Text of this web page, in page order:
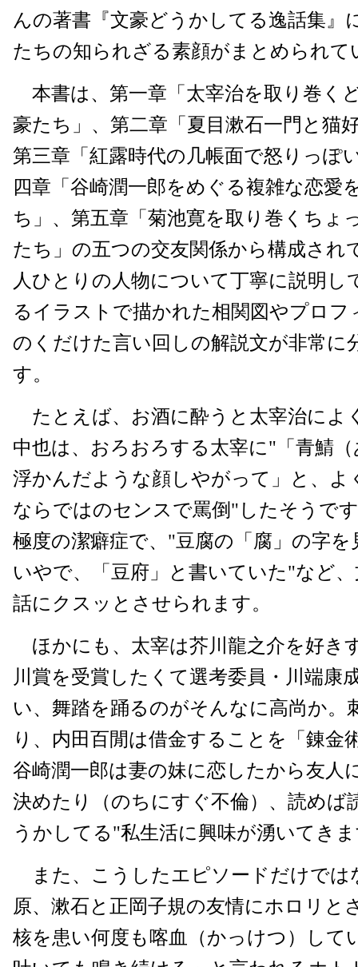
んの著書『文豪どうかしてる逸話集』
たちの知られざる素顔がまとめられて
本書は、第一章「太宰治を取り巻く
豪たち」、第二章「夏目漱石一門と猫
第三章「紅露時代の几帳面で怒りっぽ
四章「谷崎潤一郎をめぐる複雑な恋愛
ち」、第五章「菊池寛を取り巻くちょ
たち」の五つの交友関係から構成され
人ひとりの人物について丁寧に説明し
るイラストで描かれた相関図やプロフ
のくだけた言い回しの解説文が非常に
す。
たとえば、お酒に酔うと太宰治によ
中也は、おろおろする太宰に"「青鯖
浮かんだような顔しやがって」と、よ
ならではのセンスで罵倒"したそうで
極度の潔癖症で、"豆腐の「腐」の字
いやで、「豆府」と書いていた"など
話にクスッとさせられます。
ほかにも、太宰は芥川龍之介を好き
川賞を受賞したくて選考委員・川端康
い、舞踏を踊るのがそんなに高尚か。
り、内田百閒は借金することを「錬金
谷崎潤一郎は妻の妹に恋したから友人
決めたり（のちにすぐ不倫）、読めば
うかしてる"私生活に興味が湧いてき
また、こうしたエピソードだけでは
原、漱石と正岡子規の友情にホロリと
核を患い何度も喀血（かっけつ）して